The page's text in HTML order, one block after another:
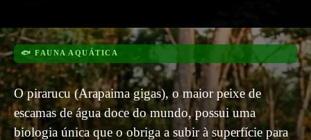
🐟 FAUNA AQUÁTICA
O pirarucu (Arapaima gigas), o maior peixe de
escamas de água doce do mundo, possui uma
biologia única que o obriga a subir à superfície para